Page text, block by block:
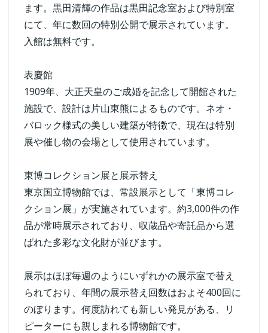
ます。黒田清輝の作品は黒田記念室および特別室
にて、年に数回の特別公開で展示されています。
入館は無料です。
表慶館
1909年、大正天皇のご成婚を記念して開館された
施設で、設計は片山東熊によるものです。ネオ・
バロック様式の美しい建築が特徴で、現在は特別
展や催し物の会場として使用されています。
東博コレクション展と展示替え
東京国立博物館では、常設展示として「東博コレ
クション展」が実施されています。約3,000件の作
品が常時展示されており、収蔵品や寄託品から選
ばれた多彩な文化財が並びます。
展示はほぼ毎週のようにいずれかの展示室で替え
られており、年間の展示替え回数はおよそ400回に
のぼります。何度訪れても新しい発見がある、リ
ピーターにも親しまれる博物館です。